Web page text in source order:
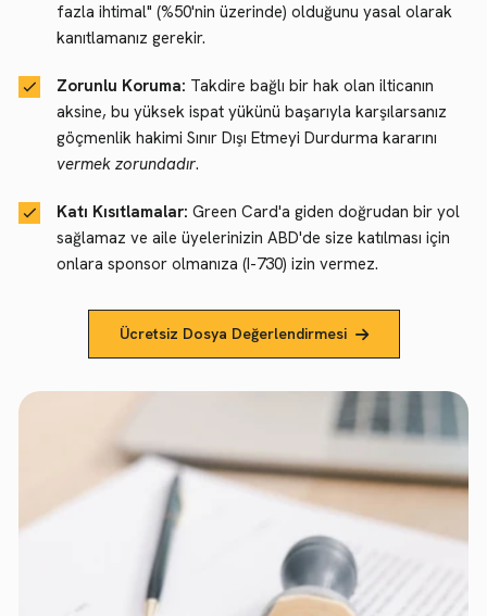
fazla ihtimal" (%50'nin üzerinde) olduğunu yasal olarak
kanıtlamanız gerekir.
Zorunlu Koruma: Takdire bağlı bir hak olan ilticanın
aksine, bu yüksek ispat yükünü başarıyla karşılarsanız
göçmenlik hakimi Sınır Dışı Etmeyi Durdurma kararını
vermek zorundadır.
Katı Kısıtlamalar: Green Card'a giden doğrudan bir yol
sağlamaz ve aile üyelerinizin ABD'de size katılması için
onlara sponsor olmanıza (I-730) izin vermez.
Ücretsiz Dosya Değerlendirmesi